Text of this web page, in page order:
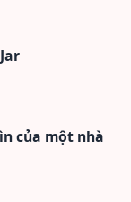
của một nhà